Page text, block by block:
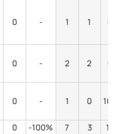
0 - 1 1 0%
0 - 2 2 0%
0 - 1 0
0 -100% 7 3
14%